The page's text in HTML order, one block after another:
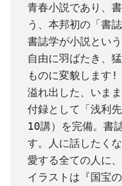
青春小説であり、
う、本邦初の「書
書誌学が小説とい
自由に羽ばたき、
ものに変貌します!
溢れ出した、いま
付録として「浅利
10講）を完備。書
す。人に話したく
愛する全ての人に
イラストは『国宝